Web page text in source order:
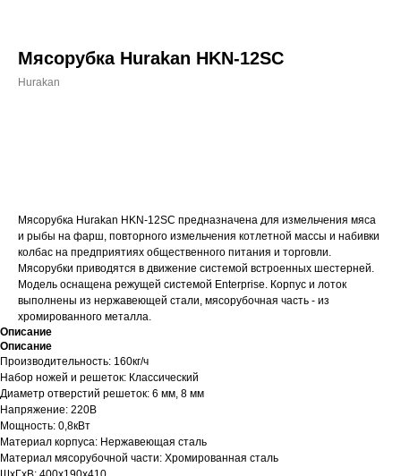
Мясорубка Hurakan HKN-12SC
Hurakan
Мясорубка Hurakan HKN-12SC предназначена для измельчения мяса
и рыбы на фарш, повторного измельчения котлетной массы и набивки
колбас на предприятиях общественного питания и торговли.
Мясорубки приводятся в движение системой встроенных шестерней.
Модель оснащена режущей системой Enterprise. Корпус и лоток
выполнены из нержавеющей стали, мясорубочная часть - из
хромированного металла.
Описание
Описание
Производительность: 160кг/ч
Набор ножей и решеток: Классический
Диаметр отверстий решеток: 6 мм, 8 мм
Напряжение: 220В
Мощность: 0,8кВт
Материал корпуса: Нержавеющая сталь
Материал мясорубочной части: Хромированная сталь